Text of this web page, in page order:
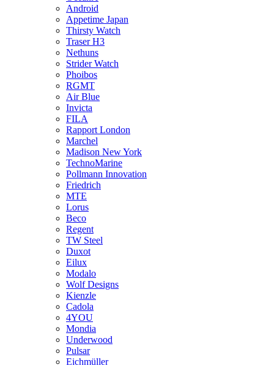
Android
Appetime Japan
Thirsty Watch
Traser H3
Nethuns
Strider Watch
Phoibos
RGMT
Air Blue
Invicta
FILA
Rapport London
Marchel
Madison New York
TechnoMarine
Pollmann Innovation
Friedrich
MTE
Lorus
Beco
Regent
TW Steel
Duxot
Eilux
Modalo
Wolf Designs
Kienzle
Cadola
4YOU
Mondia
Underwood
Pulsar
Eichmüller